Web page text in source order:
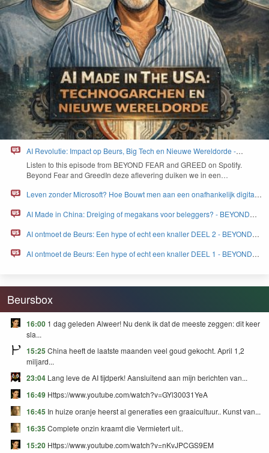
AI Revolutie: Impact op Beurs, Big Tech en Nieuwe Wereldorde -
BEYOND FEAR and GREED
Lis­ten to this episode from BEYOND FEAR and GREED on Spo­ti­fy.
Beyond Fear and Greed­In deze aflev­er­ing duiken we in een…
Leven zonder Microsoft? Hoe Bouwt men aan een onafhankelijk digitaal
AI Made in China: Dreiging of megakans voor beleggers? - BEYOND
AI ontmoet de Beurs: Een hype of echt een knaller DEEL 2 - BEYOND
AI ontmoet de Beurs: Een hype of echt een knaller DEEL 1 - BEYOND
Beursbox
16:00 1 dag geleden Alweer! Nu denk ik dat de meeste zeggen: dit keer
sla...
15:25 China heeft de laatste maanden veel goud gekocht. April 1,2
miljard...
23:04 Lang leve de AI tijdperk! Aansluitend aan mijn berichten van...
16:49 Https://www.youtube.com/watch?v=GYl30031YeA
16:45 In huize oranje heerst al generaties een graaicultuur.. Kunst van...
16:35 Complete onzin kraamt die Vermietert uit..
15:20 Https://www.youtube.com/watch?v=nKvJPCGS9EM